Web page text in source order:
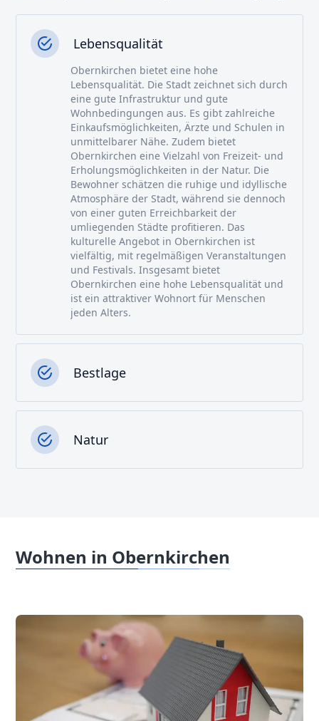
Lebensqualität
Obernkirchen bietet eine hohe
Lebensqualität. Die Stadt zeichnet sich durch
eine gute Infrastruktur und gute
Wohnbedingungen aus. Es gibt zahlreiche
Einkaufsmöglichkeiten, Ärzte und Schulen in
unmittelbarer Nähe. Zudem bietet
Obernkirchen eine Vielzahl von Freizeit- und
Erholungsmöglichkeiten in der Natur. Die
Bewohner schätzen die ruhige und idyllische
Atmosphäre der Stadt, während sie dennoch
von einer guten Erreichbarkeit der
umliegenden Städte profitieren. Das
kulturelle Angebot in Obernkirchen ist
vielfältig, mit regelmäßigen Veranstaltungen
und Festivals. Insgesamt bietet
Obernkirchen eine hohe Lebensqualität und
ist ein attraktiver Wohnort für Menschen
jeden Alters.
Bestlage
Natur
Wohnen in Obernkirchen